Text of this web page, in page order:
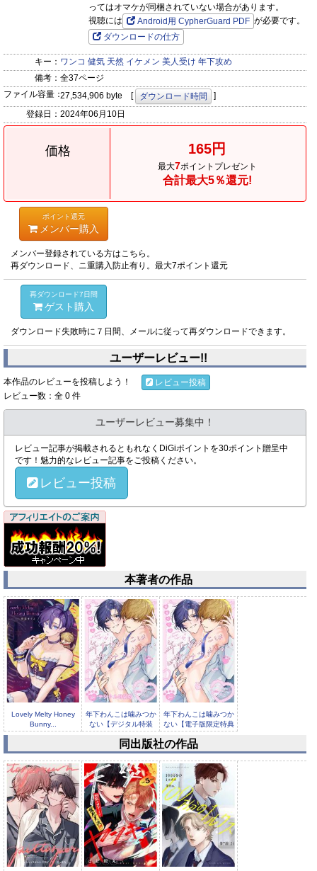
ってはオマケが同梱されていない場合があります。
視聴には
Android用 CypherGuard PDF が必要です。
ダウンロードの仕方
キー： ワンコ 健気 天然 イケメン 美人受け 年下攻め
備考： 全37ページ
ファイル容量：27,534,906 byte [ ダウンロード時間
]
登録日： 2024年06月10日
価格 165円
最大7ポイントプレゼント
合計最大5％還元!
ポイント還元
メンバー購入
メンバー登録されている方はこちら。
再ダウンロード、ニ重購入防止有り。最大7ポイント還元
再ダウンロード7日間
ゲスト購入
ダウンロード失敗時に７日間、メールに従って再ダウンロードできます。
ユーザーレビュー!!
本作品のレビューを投稿しよう！
レビュー投稿
レビュー数：全 0 件
ユーザーレビュー募集中！
レビュー記事が掲載されるともれなくDiGiポイントを30ポイント贈呈中
です！魅力的なレビュー記事をご投稿ください。
レビュー投稿
本著者の作品
Lovely Melty Honey
Bunny...
年下わんこは噛みつか
ない【デジタル特装
版】
年下わんこは噛みつか
ない【電子版限定特典
付き】
【分冊版】年下わんこ
は噛みつかない 第6話
同出版社の作品